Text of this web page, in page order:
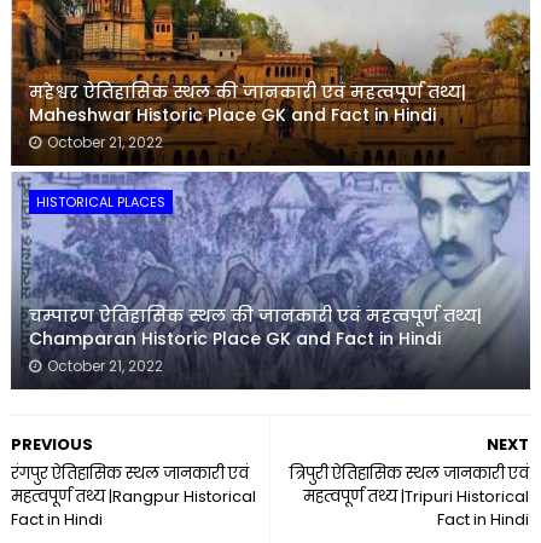
महेश्वर ऐतिहासिक स्थल की जानकारी एवं महत्वपूर्ण तथ्य|
Maheshwar Historic Place GK and Fact in Hindi
October 21, 2022
HISTORICAL PLACES
चम्पारण ऐतिहासिक स्थल की जानकारी एवं महत्वपूर्ण तथ्य|
Champaran Historic Place GK and Fact in Hindi
October 21, 2022
NEXT
त्रिपुरी ऐतिहासिक स्थल जानकारी एवं
महत्वपूर्ण तथ्य |Tripuri Historical
Fact in Hindi
PREVIOUS
रंगपुर ऐतिहासिक स्थल जानकारी एवं
महत्वपूर्ण तथ्य |Rangpur Historical
Fact in Hindi